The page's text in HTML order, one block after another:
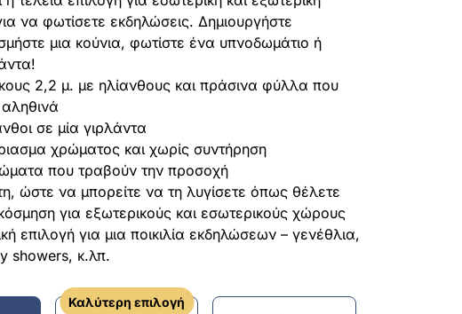
να φωτίσετε εκδηλώσεις. Δημιουργήστε
μια κούνια, φωτίστε ένα υπνοδωμάτιο ή
2,2 μ. με ηλίανθους και πράσινα φύλλα που
σε μία γιρλάντα
χρώματος και χωρίς συντήρηση
που τραβούν την προσοχή
ώστε να μπορείτε να τη λυγίσετε όπως θέλετε
για εξωτερικούς και εσωτερικούς χώρους
επιλογή για μια ποικιλία εκδηλώσεων – γενέθλια,
showers, κ.λπ.
Καλύτερη επιλογή